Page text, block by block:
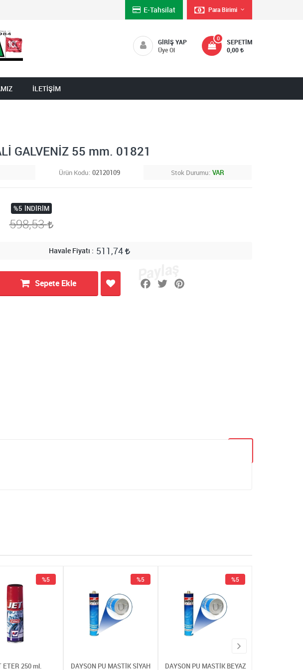
E-Tahsilat Para Birimi
SEPETIM
0
0,00
GIRIŞ YAP
Üye Ol
İLETİŞİM
GALVENİZ 55 mm. 01821
Ürün Kodu 02120109 Stok Durumu VAR
%5 İNDIRIM
598,53
Havale Fiyatı 511,74
Sepete Ekle
ETER 250 ml.
%5
DAYSON PU MASTİK SİYAH
%5
DAYSON PU MASTİK BEYAZ
%5